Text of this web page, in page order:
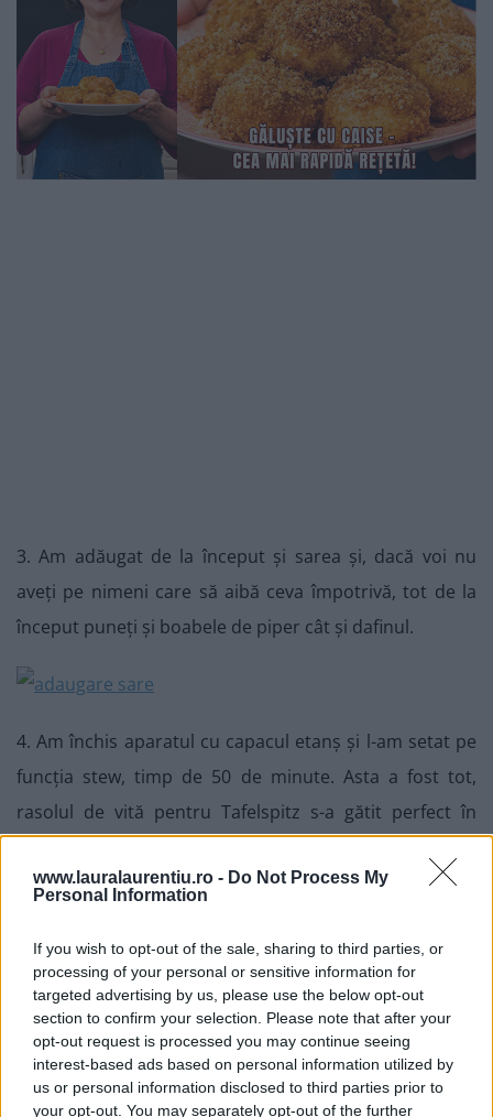
www.lauralaurentiu.ro - Do Not Process My
Personal Information
If you wish to opt-out of the sale, sharing to third parties, or
processing of your personal or sensitive information for
targeted advertising by us, please use the below opt-out
section to confirm your selection. Please note that after your
opt-out request is processed you may continue seeing
interest-based ads based on personal information utilized by
us or personal information disclosed to third parties prior to
your opt-out. You may separately opt-out of the further
3. Am adăugat de la început și sarea și, dacă voi nu
aveți pe nimeni care să aibă ceva împotrivă, tot de la
început puneți și boabele de piper cât și dafinul.
4. Am închis aparatul cu capacul etanș și l-am setat pe
funcția stew, timp de 50 de minute. Asta a fost tot,
rasolul de vită pentru Tafelspitz s-a gătit perfect în